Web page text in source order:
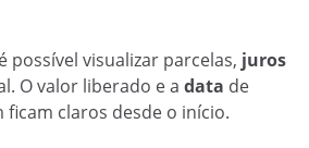
possível visualizar parcelas, juros
Ovalor liberado e adata de
claros desde o início.